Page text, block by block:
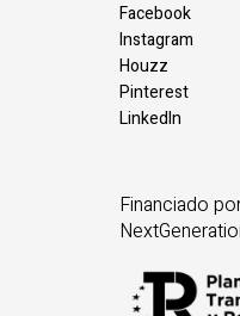
Facebook
Instagram
Houzz
Pinterest
LinkedIn
Financiado